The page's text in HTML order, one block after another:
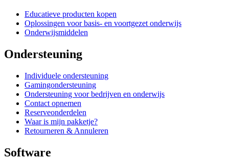
Educatieve producten kopen
Oplossingen voor basis- en voortgezet onderwijs
Onderwijsmiddelen
Ondersteuning
Individuele ondersteuning
Gamingondersteuning
Ondersteuning voor bedrijven en onderwijs
Contact opnemen
Reserveonderdelen
Waar is mijn pakketje?
Retourneren & Annuleren
Software